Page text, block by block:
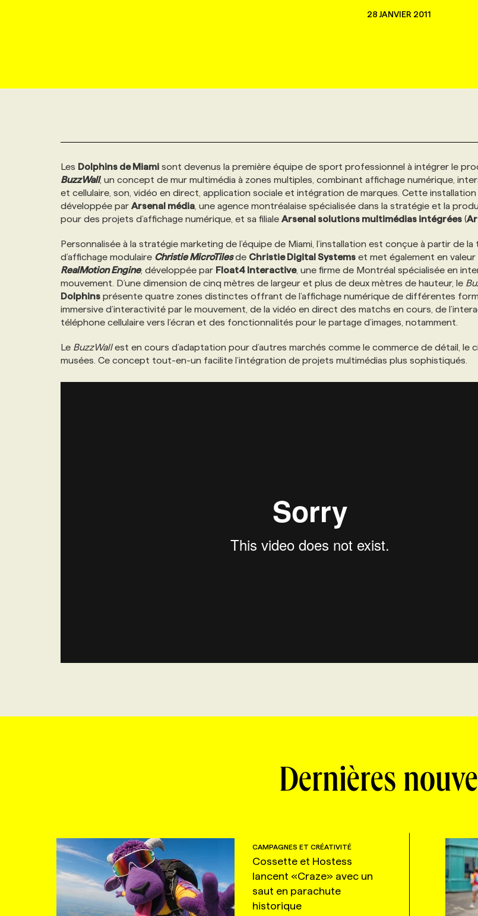
PRIX ET DISTINCTIONS
TENDANCES
GEO/SEO
ÉVÉNEMENTIEL
NOS AUTEUR‧RICES
FAQ
ANNONCEZ AVEC NOUS
FORMATIONS PERSONNALISÉES
NOS FORMATEUR‧RICES
POURQUOI CHOISIR NOS FORMATIONS
NOS TARIFS
PROGRAMMES DE SUBVENTIONS
NOS TARIFS
NOS EXPERTISES
ANNONCEZ AVEC NOUS
28 JANVIER 2011
Les Dolphins de Miami sont devenus la première équipe de sport professionnel à intégrer le
BuzzWall, un concept de mur multimédia à zones multiples, combinant affichage numérique,
et cellulaire, son, vidéo en direct, application sociale et intégration de marques. Cette
développée par Arsenal média , une agence montréalaise spécialisée dans la stratégie et la
pour des projets d’affichage numérique, et sa filiale Arsenal solutions multimédias intégrées (
Personnalisée à la stratégie marketing de l’équipe de Miami, l’installation est conçue à partir de
d’affichage modulaire Christie MicroTilesde Christie Digital Systems et met également en
RealMotion Engine, développée par Float4 Interactive, une firme de Montréal spécialisée en
mouvement. D’une dimension de cinq mètres de largeur et plus de deux mètres de hauteur, le
Dolphins présente quatre zones distinctes offrant de l’affichage numérique de différentes
immersive d’interactivité par le mouvement, de la vidéo en direct des matchs en cours, de
téléphone cellulaire vers l’écran et des fonctionnalités pour le partage d’images, notamment.
Le BuzzWallest en cours d’adaptation pour d’autres marchés comme le commerce de détail, le
musées. Ce concept tout-en-un facilite l’intégration de projets multimédias plus sophistiqués.
Dernières
CAMPAGNES ET CRÉATIVITÉ
Cossette et Hostess
lancent «Craze» avec un
saut en parachute
historique